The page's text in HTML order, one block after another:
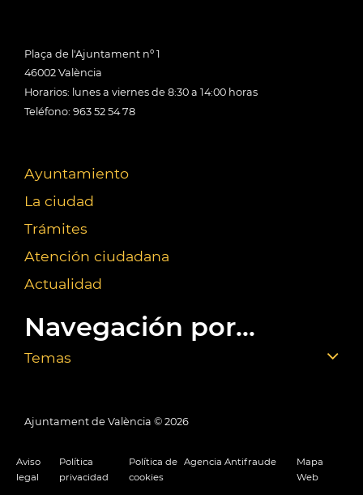
Plaça de l'Ajuntament nº 1
46002 València
Horarios: lunes a viernes de 8:30 a 14:00 horas
Teléfono: 963 52 54 78
Ayuntamiento
La ciudad
Trámites
Atención ciudadana
Actualidad
Navegación por...
Temas
Ajuntament de València © 2026
Aviso
legal
Política
privacidad
Política de
cookies
Agencia Antifraude
Mapa
Web